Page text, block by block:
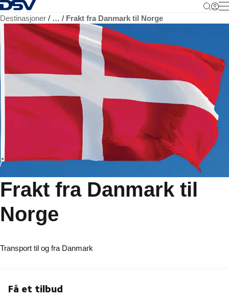
Tilbake til hjemmesiden
Destinasjoner … Frakt fra Danmark til Norge
Frakt fra Danmark til
Norge
Transport til og fra Danmark